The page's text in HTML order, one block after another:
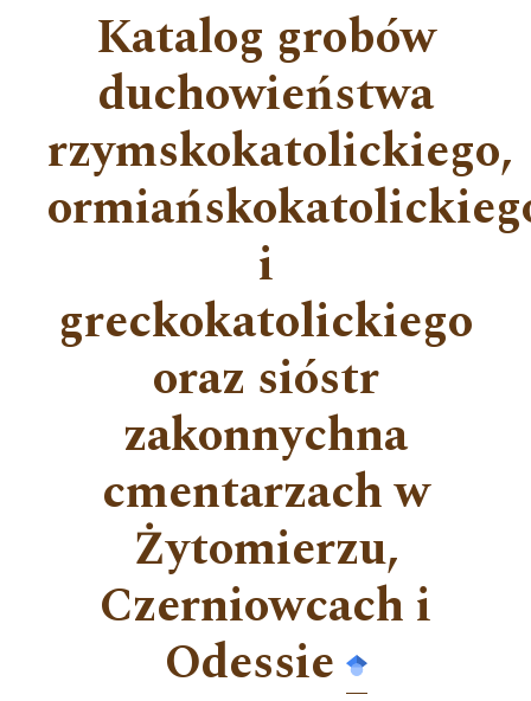
Katalog grobów
duchowieństwa
rzymskokatolickiego,
i
greckokatolickiego
oraz sióstr
zakonnychna
cmentarzach w
Żytomierzu,
Czerniowcach i
Odessie